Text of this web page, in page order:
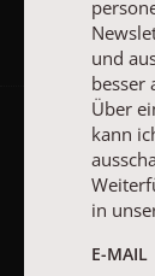
AGB und
Vertrag
und
besser
Über
kann
in
E-MAIL